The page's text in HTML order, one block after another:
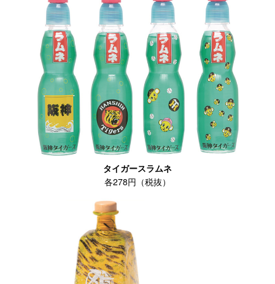
タイガースラムネ
各278円（税抜）